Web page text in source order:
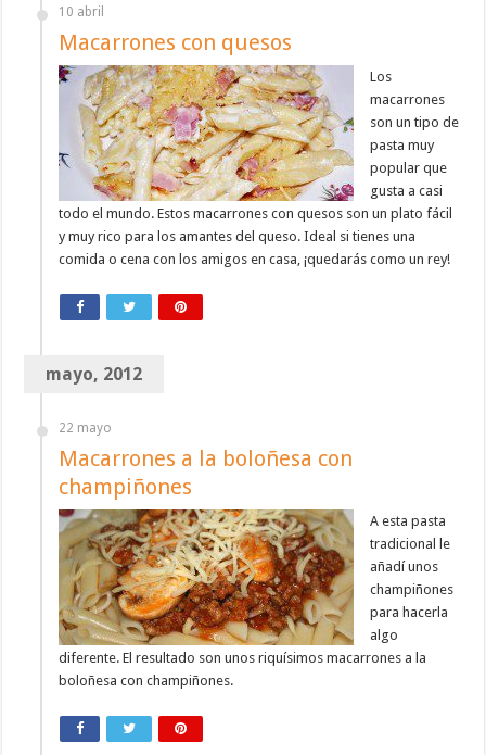
10 abril
Macarrones con quesos
Los
macarrones
son un tipo de
pasta muy
popular que
gusta a casi
todo el mundo. Estos macarrones con quesos son un plato fácil
y muy rico para los amantes del queso. Ideal si tienes una
comida o cena con los amigos en casa, ¡quedarás como un rey!
mayo, 2012
22 mayo
Macarrones a la boloñesa con
champiñones
A esta pasta
tradicional le
añadí unos
champiñones
para hacerla
algo
diferente. El resultado son unos riquísimos macarrones a la
boloñesa con champiñones.